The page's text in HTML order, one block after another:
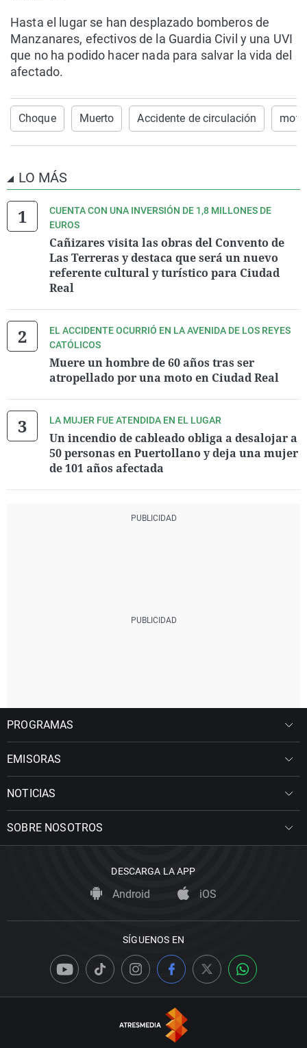
Hasta el lugar se han desplazado bomberos de
Manzanares, efectivos de la Guardia Civil y una UVI
que no ha podido hacer nada para salvar la vida del
afectado.
Choque Muerto Accidente de circulación
LO MÁS
CUENTA CON UNA INVERSIÓN DE 1,8 MILLONES DE
EUROS
Cañizares visita las obras del Convento de
Las Terreras y destaca que será un nuevo
referente cultural y turístico para Ciudad
Real
EL ACCIDENTE OCURRIÓ EN LA AVENIDA DE LOS REYES
CATÓLICOS
Muere un hombre de 60 años tras ser
atropellado por una moto en Ciudad Real
LA MUJER FUE ATENDIDA EN EL LUGAR
Un incendio de cableado obliga a desalojar a
50 personas en Puertollano y deja una mujer
de 101 años afectada
PROGRAMAS
EMISORAS
NOTICIAS
SOBRE NOSOTROS
DESCARGA LA APP
Android iOS
SÍGUENOS EN